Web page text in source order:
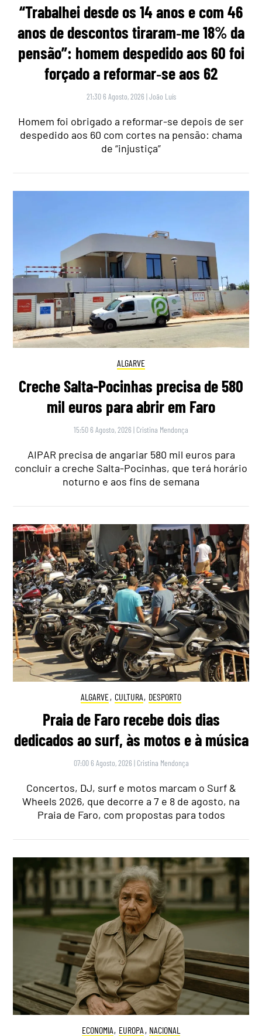
“Trabalhei desde os 14 anos e com 46
anos de descontos tiraram‑me 18% da
pensão”: homem despedido aos 60 foi
forçado a reformar‑se aos 62
21:30 6 Agosto, 2026 |João Luís
Homem foi obrigado a reformar-se depois de ser
despedido aos 60 com cortes na pensão: chama
de “injustiça”
ALGARVE
Creche Salta-Pocinhas precisa de 580
mil euros para abrir em Faro
15:50 6 Agosto, 2026 | Cristina Mendonça
AIPAR precisa de angariar 580 mil euros para
concluir a creche Salta-Pocinhas, que terá horário
noturno e aos fins de semana
ALGARVE, CULTURA, DESPORTO
Praia de Faro recebe dois dias
dedicados ao surf, às motos e à música
07:00 6 Agosto, 2026 | Cristina Mendonça
Concertos, DJ, surf e motos marcam o Surf &
Wheels 2026, que decorre a 7 e 8 de agosto, na
Praia de Faro, com propostas para todos
ECONOMIA, EUROPA , NACIONAL